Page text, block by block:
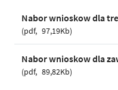
Nabor wnioskow dla
pdf 97,19Kb
Nabor wnioskow dla
pdf 89,82Kb